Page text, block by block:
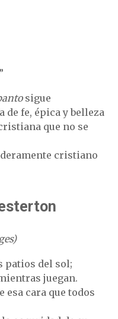
sigue
de fe, épica y belleza
que no se
cristiano
patios del sol;
juegan.
esa cara que todos